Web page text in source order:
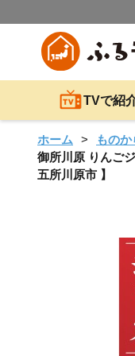
TVで紹
ホーム もの
御所川原 りんご
五所川原市 】